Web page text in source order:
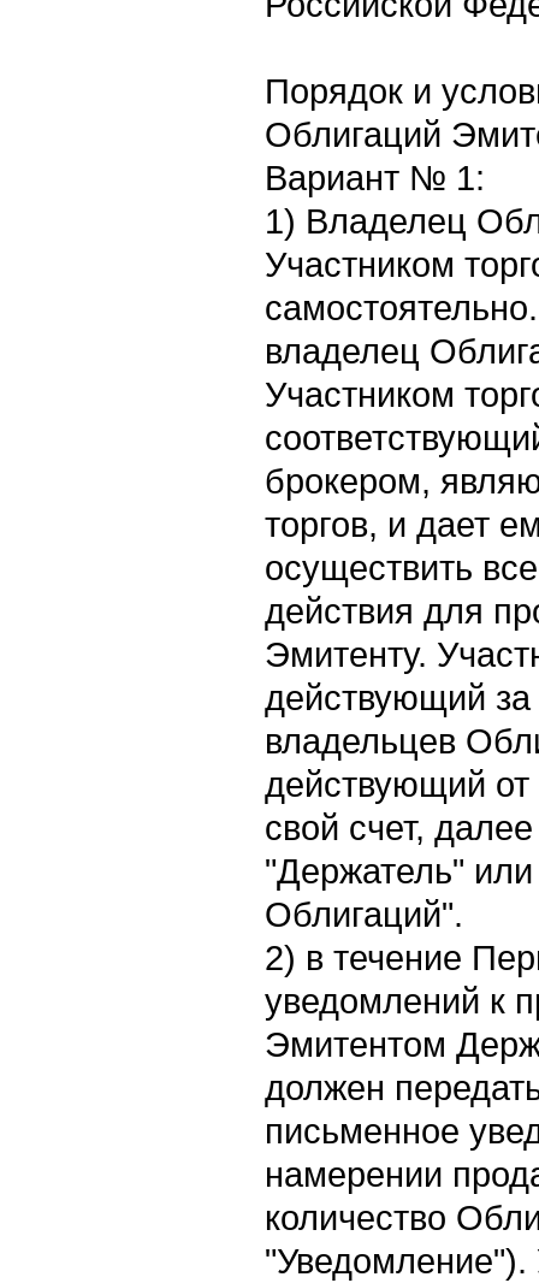
Порядок и
Облигаций
Вариант № 1:
1) Владелец
Участником
владелец
Участником
брокером,
торгов, и дает
осуществить
действия для
Эмитенту.
действующий
владельцев
действующий от
свой счет,
"Держатель"
Облигаций".
2) в течение
уведомлений к
Эмитентом
должен
письменное
намерении
количество